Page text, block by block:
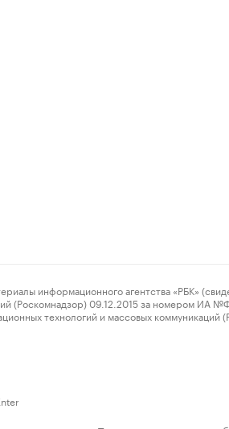
агентства «РБК»
(Роскомнадзор) 09.12.2015 за номером ИА
технологий и массовых